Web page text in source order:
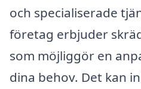
och specialiserade
företag erbjuder
som möjliggör en
dina behov. Det kan